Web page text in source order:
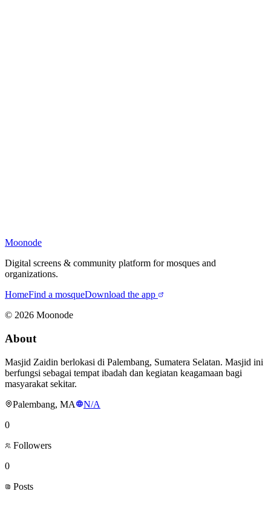
Moonode
Digital screens & community platform for mosques and
organizations.
HomeFind a mosqueDownload the app
© 2026 Moonode
About
Masjid Zaidin berlokasi di Palembang, Sumatera Selatan. Masjid ini
berfungsi sebagai tempat ibadah dan kegiatan keagamaan bagi
masyarakat sekitar.
Palembang, MA
N/A
0
Followers
0
Posts